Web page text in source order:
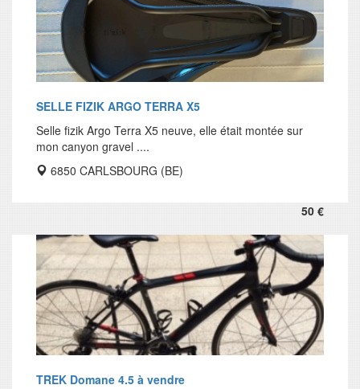
SELLE FIZIK ARGO TERRA X5
Selle fizik Argo Terra X5 neuve, elle était montée sur
mon canyon gravel ....
6850 CARLSBOURG (BE)
50 €
TREK Domane 4.5 à vendre